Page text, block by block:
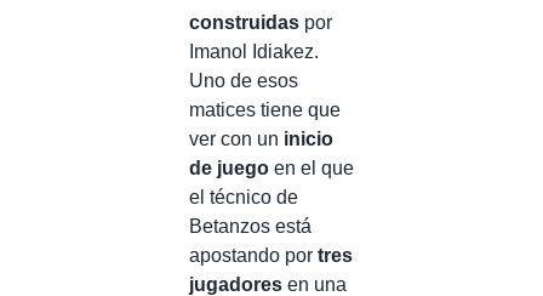
construidas por
Imanol Idiakez.
Uno de esos
matices tiene que
ver con un inicio
de juego en el que
el técnico de
Betanzos está
apostando por tres
jugadores en una